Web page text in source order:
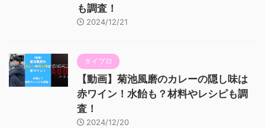
も調査！
2024/12/21
タイプロ
【動画】菊池風磨のカレーの隠し味は
赤ワイン！水飴も？材料やレシピも調
査！
2024/12/20